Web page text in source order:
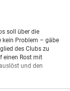
soll über die
kein Problem – gäbe
des Clubs zu
einen Rost mit
und den